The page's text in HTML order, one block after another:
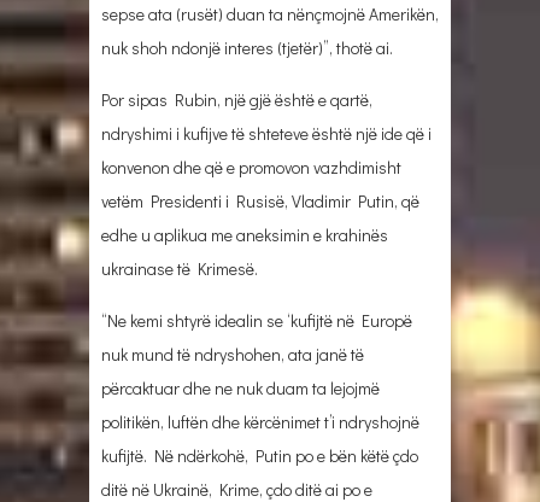
sepse ata (rusët) duan ta nënçmojnë Amerikën,
nuk shoh ndonjë interes (tjetër)”, thotë ai.
Por sipas Rubin, një gjë është e qartë,
ndryshimi i kufijve të shteteve është një ide që i
konvenon dhe që e promovon vazhdimisht
vetëm Presidenti i Rusisë, Vladimir Putin, që
edhe u aplikua me aneksimin e krahinës
ukrainase të Krimesë.
“Ne kemi shtyrë idealin se ‘kufijtë në Europë
nuk mund të ndryshohen, ata janë të
përcaktuar dhe ne nuk duam ta lejojmë
politikën, luftën dhe kërcënimet t’i ndryshojnë
kufijtë. Në ndërkohë, Putin po e bën këtë çdo
ditë në Ukrainë, Krime, çdo ditë ai po e